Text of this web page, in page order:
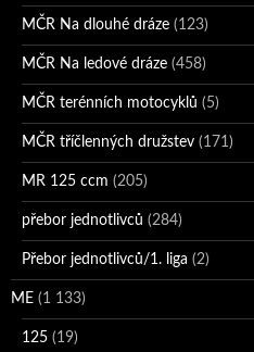
MČR Na dlouhé dráze (123)
MČR Na ledové dráze (458)
MČR terénních motocyklů (5)
MČR tříčlenných družstev (171)
MR 125 ccm (205)
přebor jednotlivců (284)
Přebor jednotlivců/1. liga (2)
ME (1 133)
125 (19)